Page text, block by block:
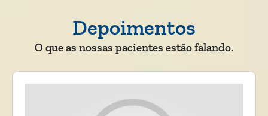
Depoimentos
O que as nossas pacientes estão falando.